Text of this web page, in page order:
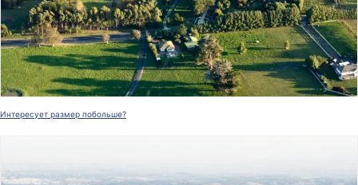
Интересует размер побольше?